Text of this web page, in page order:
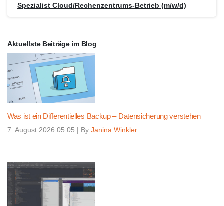
Spezialist Cloud/Rechenzentrums-Betrieb (m/w/d)
Aktuellste Beiträge im Blog
Was ist ein Differentielles Backup – Datensicherung verstehen
7. August 2026 05:05 | By Janina Winkler